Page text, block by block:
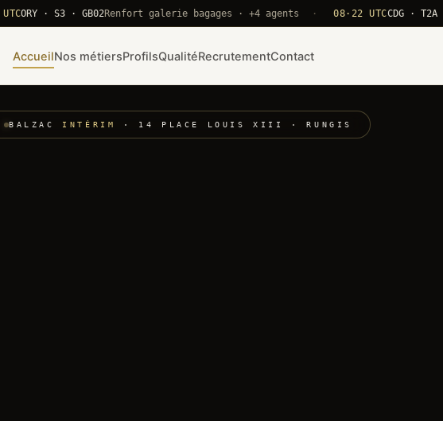
· S3 · GB02Renfort galerie bagages · +4 agents · 08·22 UTCCDG · T2A · C03
AccueilNos métiersProfilsQualitéRecrutementContact
BALZAC INTÉRIM · 14 PLACE LOUIS XIII · RUNGIS